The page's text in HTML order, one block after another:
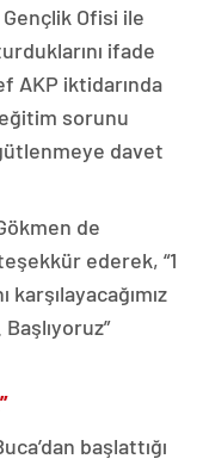
Ofisi ile
ifade
AKP iktidarında
sorunu
davet
de
ederek, “1
karşılayacağımız
başlattığı